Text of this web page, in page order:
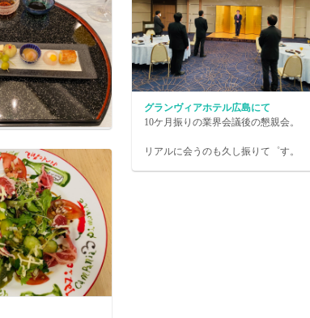
グランヴィアホテル広島にて
10ケ月振りの業界会議後の懇親会。
リアルに会うのも久し振りて゜す。